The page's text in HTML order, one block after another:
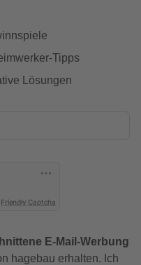
Tipps
Lösungen
Friendly Captcha
E-Mail-Werbung
hagebau erhalten. Ich